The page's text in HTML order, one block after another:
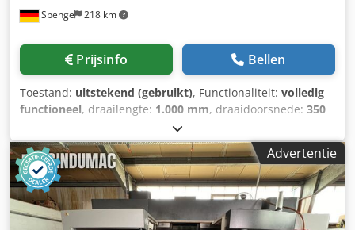
MQ-revolver • Posities: 12 • Afmetingen
Ø40 mm • Indexeringstijd: 0,1 s per station • Klemkracht:
4.000 kg • CNC-besturing: • Okuma OSP-U10L • 10,4" TFT-
verkorting van de cyclustijd • Driekleurige
machinestatusindicator Dcsdpezl Auxsfx Aphok • Optie
inbegrepen in de offerte: • 15 kW spil met hoog koppel, 25–
3.000 tpm, max. koppel 570,7 Nm Extra uitrusting •
Spanentransporteur • Automatisch koelsysteem (0,25 kW) •
Gereedschapsset • Gebruiksaanwijzing en
reserveonderdelenhandleiding • Nederlandse handleiding
Technical Specification Driven Tools No Counter Spindle
Spenge 218 km
Prijsinfo Bellen
Toestand: uitstekend (gebruikt), Functionaliteit: volledig
functioneel, draailengte: 1.000 mm, draaidoorsnede: 350
, verplaatsingsafstand X-as:
verplaatsingsafstand Z-as:1.020 mm, CNC-draaibank
Fabrikant: Okuma Type: LB15 II-M 1SC-1000 Bouwjaar: 1996
Besturing: OSP-7000L Land van herkomst: Japan Levertijd:
direct uit voorraad Machine-uitrusting - Lange draailengte
- Meelopend center (langssupport) - Spaanafvoer -
Aangedreven gereedschappen - One touch IGF -
Advertentie